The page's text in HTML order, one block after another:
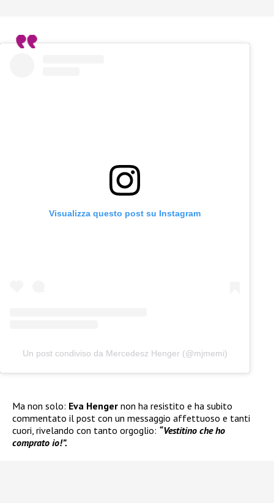
Visualizza questo post su Instagram
Un post condiviso da Mercedesz Henger (@mjmemi)
Ma non solo: Eva Henger non ha resistito e ha subito
commentato il post con un messaggio affettuoso e tanti
cuori, rivelando con tanto orgoglio: “Vestitino che ho
comprato io!”.